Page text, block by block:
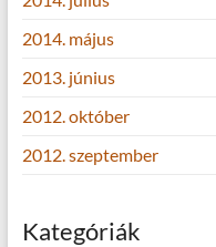
2014. május
2013. június
2012. október
2012. szeptember
Kategóriák